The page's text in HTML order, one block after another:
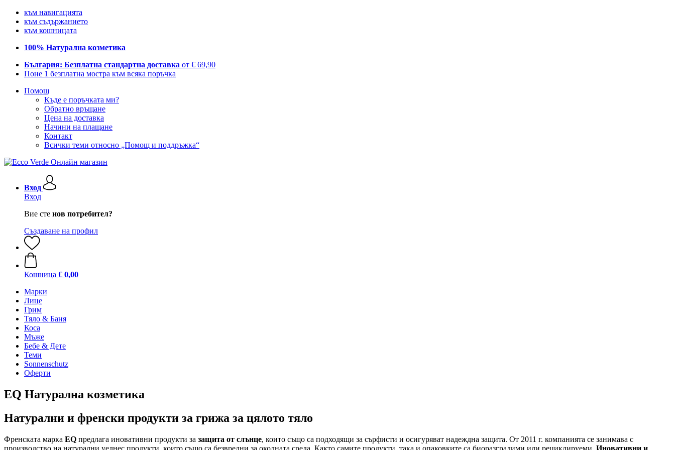
към навигацията
към съдържанието
към кошницата
100% Натурална козметика
България: Безплатна стандартна доставка от € 69,90
Поне 1 безплатна мостра към всяка поръчка
Помощ
Къде е поръчката ми?
Обратно връщане
Цена на доставка
Начини на плащане
Контакт
Всички теми относно „Помощ и поддръжка“
Вход
Вход
Вие сте нов потребител?
Създаване на профил
Кошница € 0,00
Марки
Лице
Грим
Тяло & Баня
Коса
Мъже
Бебе & Дете
Теми
Sonnenschutz
Оферти
EQ Натурална козметика
Натурални и френски продукти за грижа за цялото тяло
Френската марка EQ предлага иновативни продукти за защита от слънце, които също са подходящи за сърфисти и осигуряват надеждна защита. От 2011 г. компанията се занимава с
производство на натурални уелнес продукти, които също са безвредни за околната среда. Както самите продукти, така и опаковките са биоразградими или рециклируеми. Иновативни и